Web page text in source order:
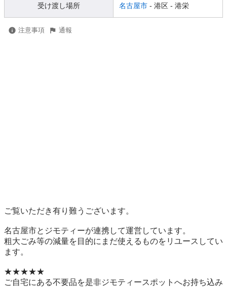
受け渡し場所 名古屋市 - 港区 - 港栄
注意事項 通報
ご覧いただき有り難うございます。
名古屋市とジモティーが連携して運営しています。
粗⼤ごみ等の減量を⽬的にまだ使えるものをリユースしてい
ます。
★★★★★
ご自宅にある不要品を是非ジモティースポットへお持ち込み